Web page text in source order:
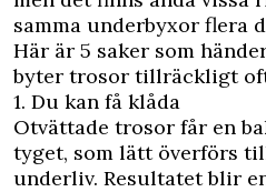
samma underbyxor flera
Här är 5 saker som
byter trosor tillräckligt
1. Du kan få klåda
Otvättade trosor får en
tyget, som lätt överförs
underliv. Resultatet blir